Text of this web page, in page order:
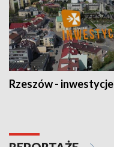
Rzeszów - inwestycje